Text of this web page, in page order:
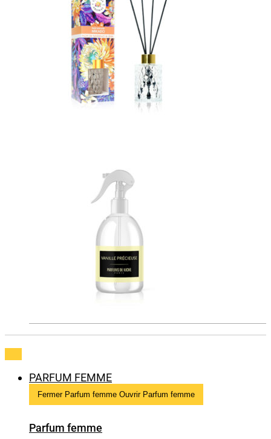
PARFUM FEMME
Fermer Parfum femme Ouvrir Parfum femme
Parfum femme